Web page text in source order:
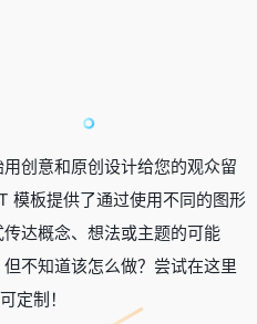
创意和原创设计给您的观众留
模板提供了通过使用不同的图形
达概念、想法或主题的可能
不知道该怎么做？尝试在这里
定制！